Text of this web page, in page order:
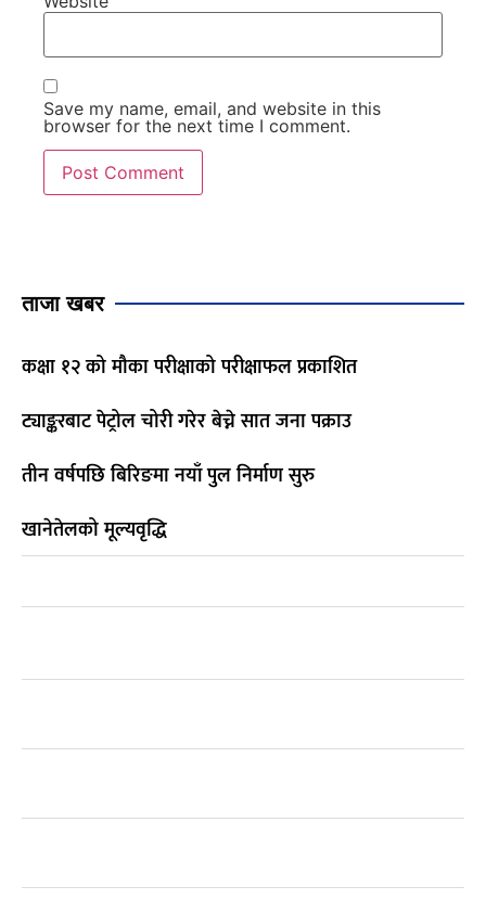
Save my name, email, and website in this
browser for the next time I comment.
ताजा खबर
कक्षा १२ को मौका परीक्षाको परीक्षाफल प्रकाशित
ट्याङ्करबाट पेट्रोल चोरी गरेर बेच्ने सात जना पक्राउ
तीन वर्षपछि बिरिङमा नयाँ पुल निर्माण सुरु
खानेतेलको मूल्यवृद्धि